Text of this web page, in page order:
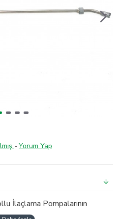
-Yorum Yap
İlaçlama Pompalarının